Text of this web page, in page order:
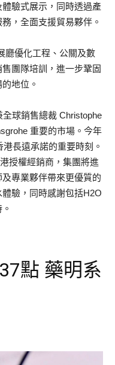
驗式展示，同時透過產
，全面支援貿易夥伴。
廳優化工程、公關及數
團隊培訓，進一步鞏固
地位。
球銷售總裁 Christophe
重要的市場。今年
長遠承諾的重要時刻。
授權經銷商，集團將進
專業夥伴帶來更優質的
驗，同時感謝包括H2O
點 藥明系